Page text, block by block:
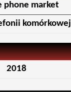
phone market
komórkowej
2018